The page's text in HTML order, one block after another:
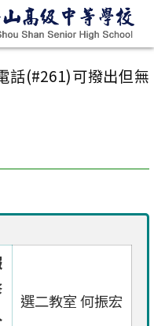
話(#261)可撥出但無
選二教室 何振宏